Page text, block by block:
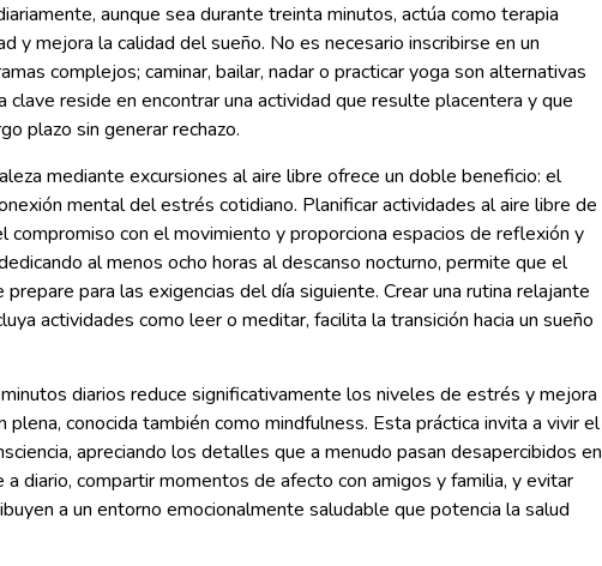
aunque sea durante treinta minutos, actúa como terapia
y mejora la calidad del sueño. No es necesario inscribirse en un
complejos; caminar, bailar, nadar o practicar yoga son alternativas
clave reside en encontrar una actividad que resulte placentera y que
plazo sin generar rechazo.
mediante excursiones al aire libre ofrece un doble beneficio: el
mental del estrés cotidiano. Planificar actividades al aire libre de
compromiso con el movimiento y proporciona espacios de reflexión y
al menos ocho horas al descanso nocturno, permite que el
para las exigencias del día siguiente. Crear una rutina relajante
actividades como leer o meditar, facilita la transición hacia un sueño
diarios reduce significativamente los niveles de estrés y mejora
plena, conocida también como mindfulness. Esta práctica invita a vivir el
apreciando los detalles que a menudo pasan desapercibidos en
a diario, compartir momentos de afecto con amigos y familia, y evitar
a un entorno emocionalmente saludable que potencia la salud